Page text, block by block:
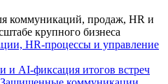
коммуникаций, продаж, HR и
крупного бизнеса
HR-процессы и управление
и AI-фиксация итогов встреч